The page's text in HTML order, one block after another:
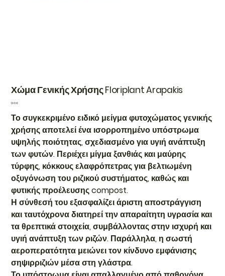
Χώμα Γενικής Χρήσης Floriplant Arapakis
Τιμή
1,90 €
Το συγκεκριμένο ειδικό μείγμα φυτοχώματος γενικής
χρήσης αποτελεί ένα ισορροπημένο υπόστρωμα
υψηλής ποιότητας, σχεδιασμένο για υγιή ανάπτυξη
των φυτών. Περιέχει μίγμα ξανθιάς και μαύρης
τύρφης, κόκκους ελαφρόπετρας για βελτιωμένη
οξυγόνωση του ριζικού συστήματος, καθώς και
φυτικής προέλευσης compost.
Η σύνθεσή του εξασφαλίζει άριστη αποστράγγιση
και ταυτόχρονα διατηρεί την απαραίτητη υγρασία και
τα θρεπτικά στοιχεία, συμβάλλοντας στην ισχυρή και
υγιή ανάπτυξη των ριζών. Παράλληλα, η σωστή
αεροπερατότητα μειώνει τον κίνδυνο εμφάνισης
σηψιρριζιών μέσα στη γλάστρα.